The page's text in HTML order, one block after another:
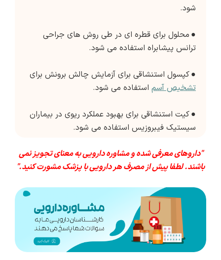
شود.
● محلول برای قطره ای در طی روش های جراحی
ترانس پیشابراه استفاده می شود.
●کپسول استنشاقی برای آزمایش چالش برونش برای
تشخیص آسم استفاده می شود.
●کیت استنشاقی برای بهبود عملکرد ریوی در بیماران
سیستیک فیبروزیس استفاده می شود.
"داروهای معرفی شده و مشاوره دارویی به معنای تجویز نمی
باشند. لطفا پیش از مصرف هر دارویی با پزشک مشورت کنید."